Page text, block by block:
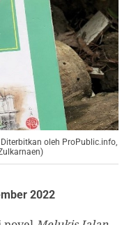
oleh ProPublic.info,
2022